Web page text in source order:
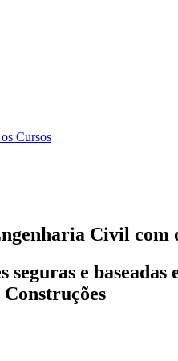
Cursos
Civil com
seguras e